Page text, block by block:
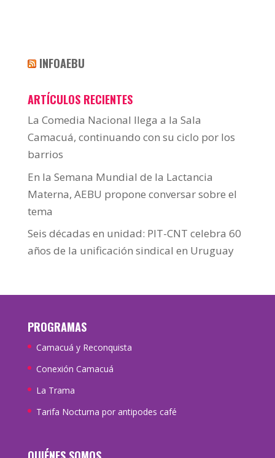
INFOAEBU
ARTÍCULOS RECIENTES
La Comedia Nacional llega a la Sala
Camacuá, continuando con su ciclo por los
barrios
En la Semana Mundial de la Lactancia
Materna, AEBU propone conversar sobre el
tema
Seis décadas en unidad: PIT-CNT celebra 60
años de la unificación sindical en Uruguay
PROGRAMAS
Camacuá y Reconquista
Conexión Camacuá
La Trama
Tarifa Nocturna por antipodes café